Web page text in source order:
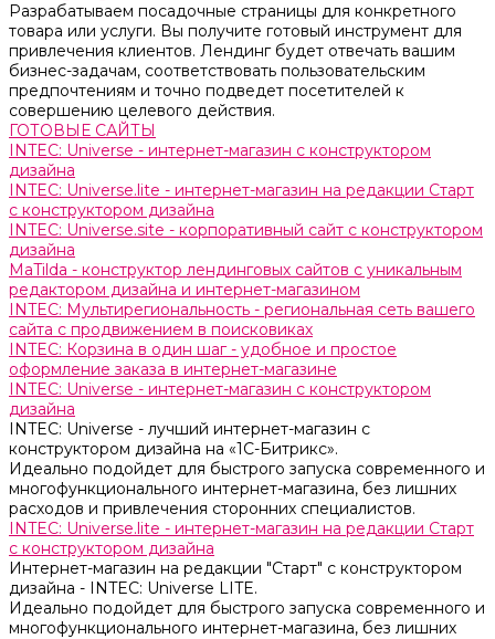
Разрабатываем посадочные страницы для конкретного
товара или услуги. Вы получите готовый инструмент для
привлечения клиентов. Лендинг будет отвечать вашим
бизнес-задачам, соответствовать пользовательским
предпочтениям и точно подведет посетителей к
совершению целевого действия.
ГОТОВЫЕ САЙТЫ
INTEC: Universe - интернет-магазин с конструктором
дизайна
INTEC: Universe.lite - интернет-магазин на редакции Старт
с конструктором дизайна
INTEC: Universe.site - корпоративный сайт с конструктором
дизайна
MaTilda - конструктор лендинговых сайтов с уникальным
редактором дизайна и интернет-магазином
INTEC: Мультирегиональность - региональная сеть вашего
сайта с продвижением в поисковиках
INTEC: Корзина в один шаг - удобное и простое
оформление заказа в интернет-магазине
INTEC: Universe - интернет-магазин с конструктором
дизайна
INTEC: Universe - лучший интернет-магазин с
конструктором дизайна на «1C-Битрикс».
Идеально подойдет для быстрого запуска современного и
многофункционального интернет-магазина, без лишних
расходов и привлечения сторонних специалистов.
INTEC: Universe.lite - интернет-магазин на редакции Старт
с конструктором дизайна
Интернет-магазин на редакции "Старт" с конструктором
дизайна - INTEC: Universe LITE.
Идеально подойдет для быстрого запуска современного и
многофункционального интернет-магазина, без лишних